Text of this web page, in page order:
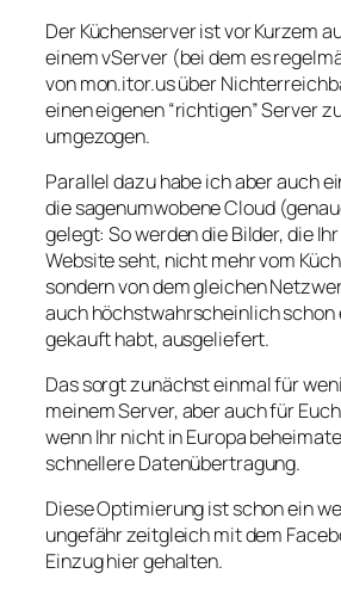
Der Küchenserver ist vor Kurzem
einem vServer (bei dem es
von mon.itor.us über
einen eigenen “richtigen” Server
umgezogen.
Parallel dazu habe ich aber auch
die sagenumwobene Cloud
gelegt: So werden die Bilder, die
Website seht, nicht mehr vom
sondern von dem gleichen
auch höchstwahrscheinlich schon
gekauft habt, ausgeliefert.
Das sorgt zunächst einmal für
meinem Server, aber auch für
wenn Ihr nicht in Europa
schnellere Datenübertragung.
Diese Optimierung ist schon ein
ungefähr zeitgleich mit dem
Einzug hier gehalten.